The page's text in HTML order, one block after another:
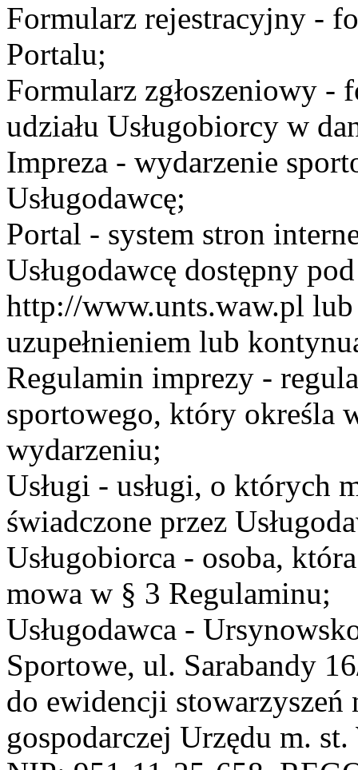
Formularz rejestracyjny -
Portalu;
Formularz zgłoszeniowy -
udziału Usługobiorcy w
Impreza - wydarzenie
Usługodawcę;
Portal - system stron
Usługodawcę dostępny
http://www.unts.waw.pl lub
uzupełnieniem lub
Regulamin imprezy -
sportowego, który określa
wydarzeniu;
Usługi - usługi, o których
świadczone przez
Usługobiorca - osoba,
mowa w § 3 Regulaminu;
Usługodawca -
Sportowe, ul. Sarabandy
do ewidencji stowarzyszeń
gospodarczej Urzędu m.